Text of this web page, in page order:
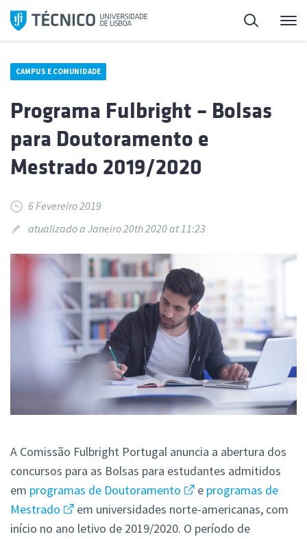
Saltar
para
Pesquisa
CAMPUS E COMUNIDADE
Programa Fulbright – Bolsas
para Doutoramento e
Mestrado 2019/2020
6 Fevereiro 2019
atualizado a Janeiro 20th 2020 at 11:23
A Comissão Fulbright Portugal anuncia a abertura dos
concursos para as Bolsas para estudantes admitidos
em programas de Doutoramento e programas de
Mestrado
em universidades norte-americanas, com
início no ano letivo de 2019/2020. O período de